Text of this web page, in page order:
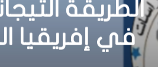
الطريقة
في إفريقيا